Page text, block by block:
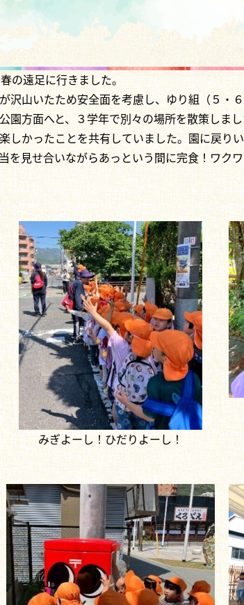
ども園
の遠足に行きました。
沢山いたため安全面を考慮し、ゆり組（５・
園方面へと、３学年で別々の場所を散策しま
かったことを共有していました。園に戻り
を見せ合いながらあっという間に完食！ワク
みぎよーし！ひだりよーし！